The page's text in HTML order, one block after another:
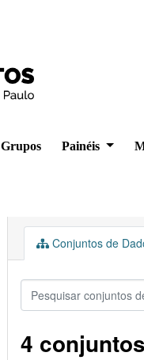
Grupos Painéis
Conjuntos de
4